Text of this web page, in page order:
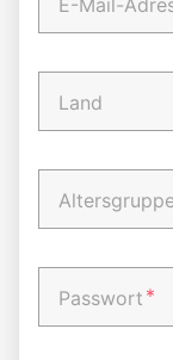
E-Mail-
Land
Passwort *